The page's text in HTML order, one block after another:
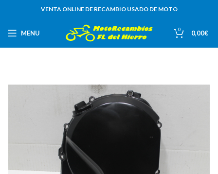
VENTA ONLINE DE RECAMBIO USADO DE MOTO
MENU 0 0,00€